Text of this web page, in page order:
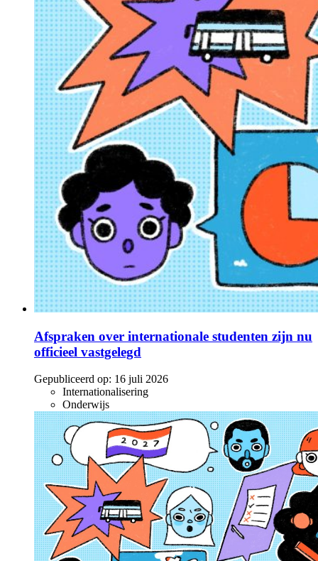
Afspraken over internationale studenten zijn nu
officieel vastgelegd
Gepubliceerd op: 16 juli 2026
Internationalisering
Onderwijs